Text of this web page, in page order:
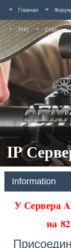
Главная Форум
ТНТ Статьи
IP
Information
У Сервера
на